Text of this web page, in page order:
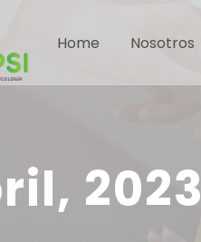
Home Nosotros
2023